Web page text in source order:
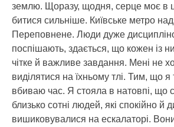
землю. Щоразу, щодня, серце моє в
битися сильніше. Київське метро
Переповнене. Люди дуже
поспішають, здається, що кожен із
чітке й важливе завдання. Мені не
виділятися на їхньому тлі. Тим, що я
вбиваю час. Я стояла в натовпі, що
близько сотні людей, які спокійно й
вишиковувалися на ескалаторі.